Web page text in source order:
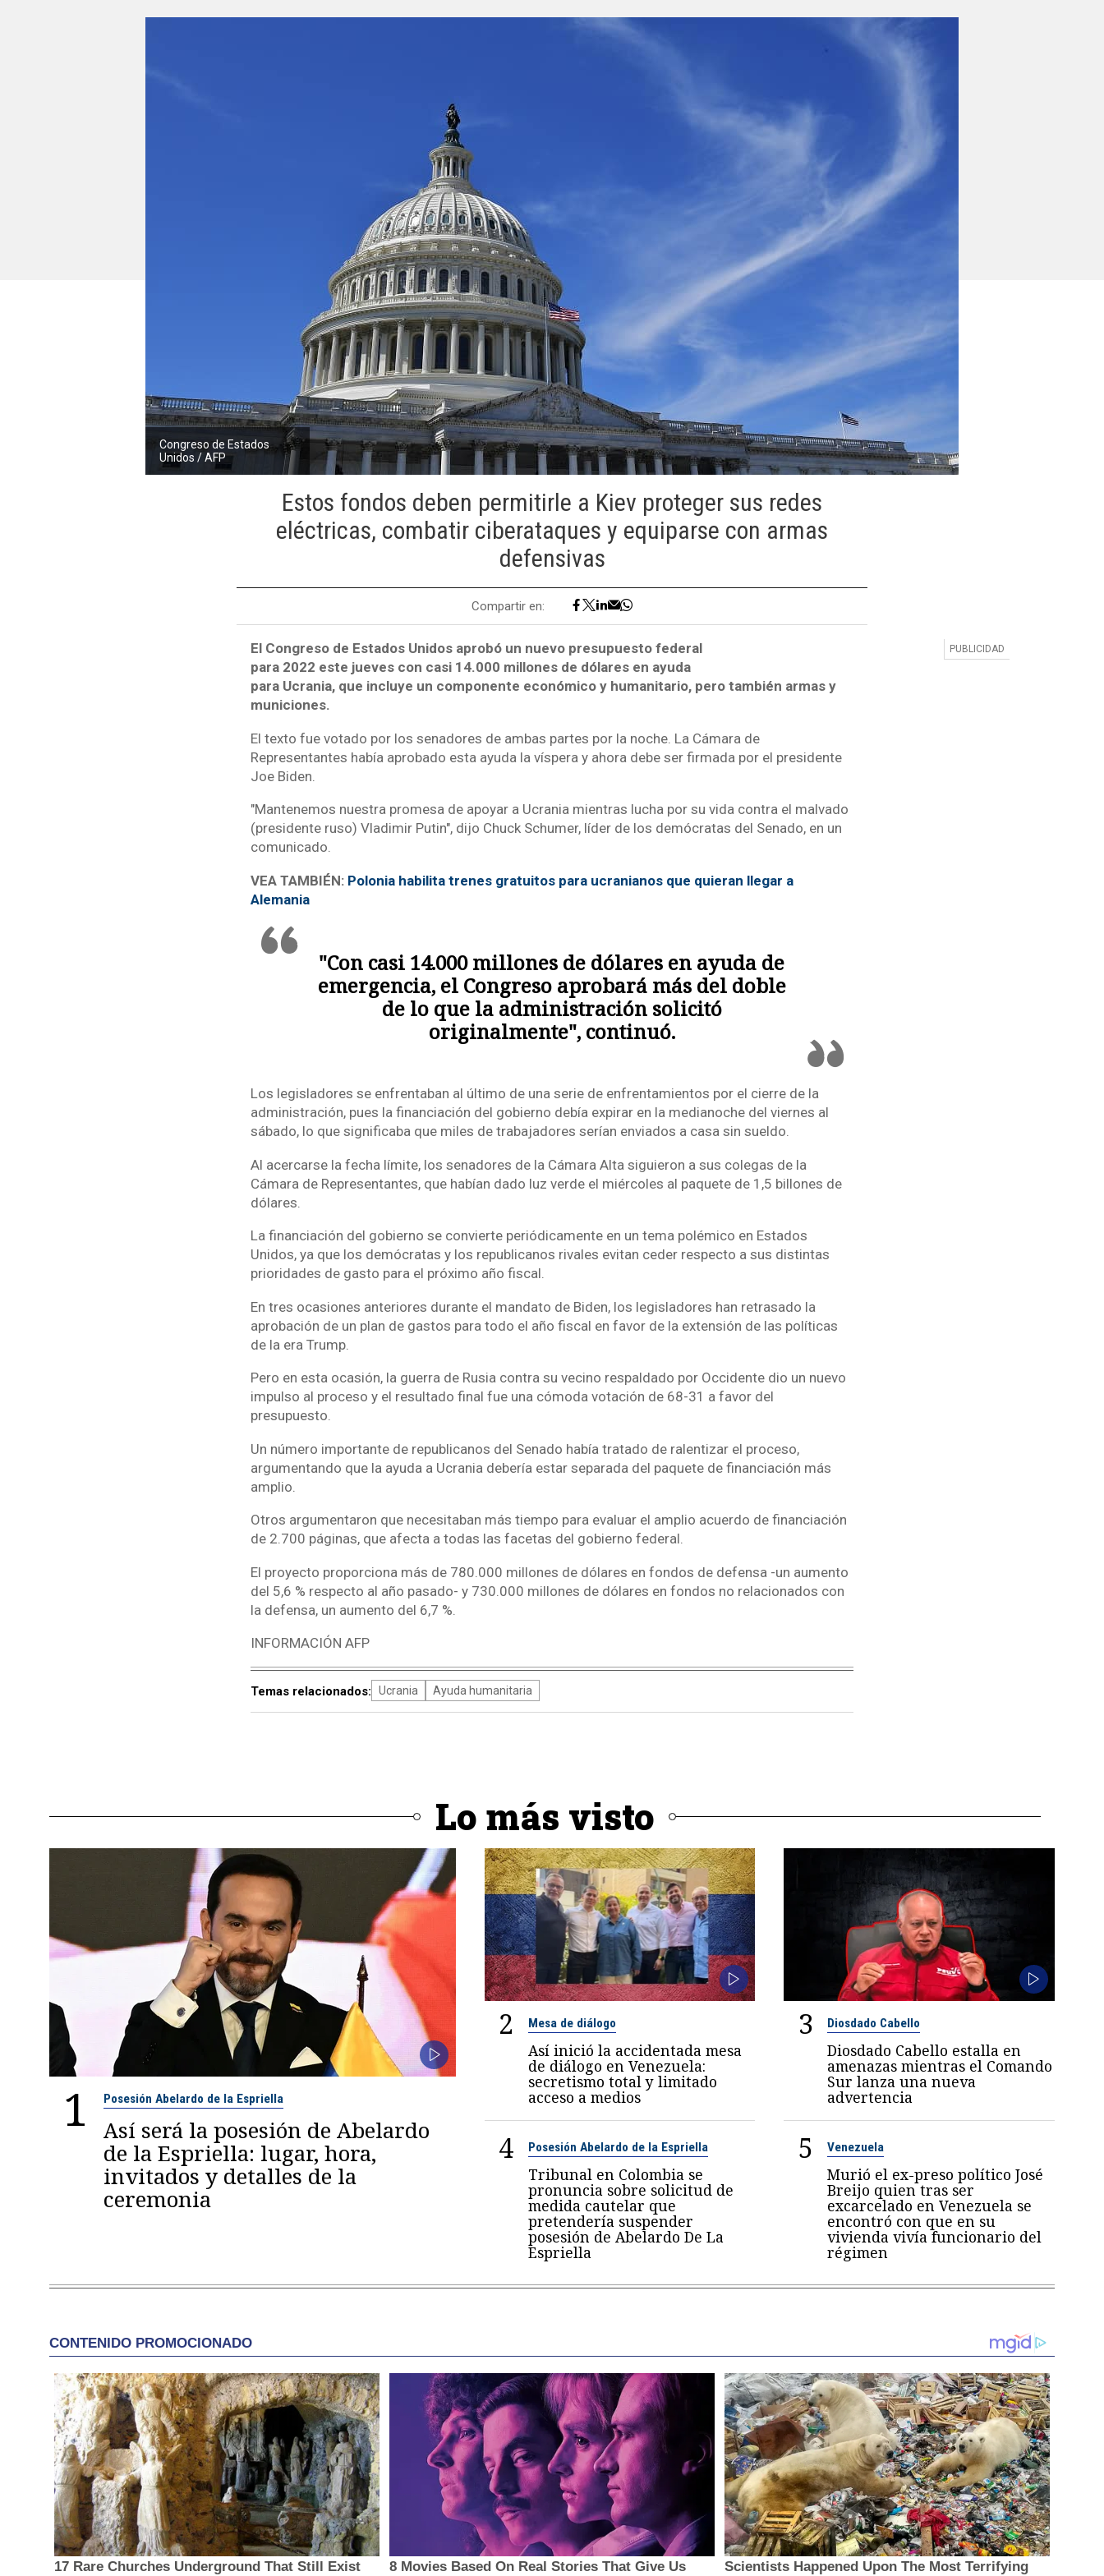
Congreso de Estados
Unidos / AFP
Estos fondos deben permitirle a Kiev proteger sus redes
eléctricas, combatir ciberataques y equiparse con armas
defensivas
Compartir en:
El Congreso de Estados Unidos aprobó un nuevo presupuesto federal
para 2022 este jueves con casi 14.000 millones de dólares en ayuda
para Ucrania, que incluye un componente económico y humanitario, pero también armas y
municiones.
El texto fue votado por los senadores de ambas partes por la noche. La Cámara de
Representantes había aprobado esta ayuda la víspera y ahora debe ser firmada por el presidente
Joe Biden.
"Mantenemos nuestra promesa de apoyar a Ucrania mientras lucha por su vida contra el malvado
(presidente ruso) Vladimir Putin", dijo Chuck Schumer, líder de los demócratas del Senado, en un
comunicado.
VEA TAMBIÉN: Polonia habilita trenes gratuitos para ucranianos que quieran llegar a
Alemania
"Con casi 14.000 millones de dólares en ayuda de
emergencia, el Congreso aprobará más del doble
de lo que la administración solicitó
originalmente", continuó.
Los legisladores se enfrentaban al último de una serie de enfrentamientos por el cierre de la
administración, pues la financiación del gobierno debía expirar en la medianoche del viernes al
sábado, lo que significaba que miles de trabajadores serían enviados a casa sin sueldo.
Al acercarse la fecha límite, los senadores de la Cámara Alta siguieron a sus colegas de la
Cámara de Representantes, que habían dado luz verde el miércoles al paquete de 1,5 billones de
dólares.
La financiación del gobierno se convierte periódicamente en un tema polémico en Estados
Unidos, ya que los demócratas y los republicanos rivales evitan ceder respecto a sus distintas
prioridades de gasto para el próximo año fiscal.
En tres ocasiones anteriores durante el mandato de Biden, los legisladores han retrasado la
aprobación de un plan de gastos para todo el año fiscal en favor de la extensión de las políticas
de la era Trump.
Pero en esta ocasión, la guerra de Rusia contra su vecino respaldado por Occidente dio un nuevo
impulso al proceso y el resultado final fue una cómoda votación de 68-31 a favor del
presupuesto.
Un número importante de republicanos del Senado había tratado de ralentizar el proceso,
argumentando que la ayuda a Ucrania debería estar separada del paquete de financiación más
amplio.
Otros argumentaron que necesitaban más tiempo para evaluar el amplio acuerdo de financiación
de 2.700 páginas, que afecta a todas las facetas del gobierno federal.
El proyecto proporciona más de 780.000 millones de dólares en fondos de defensa -un aumento
del 5,6 % respecto al año pasado- y 730.000 millones de dólares en fondos no relacionados con
la defensa, un aumento del 6,7 %.
INFORMACIÓN AFP
Temas relacionados: Ucrania Ayuda humanitaria
Lo más visto
1 Posesión Abelardo de la Espriella
Así será la posesión de Abelardo
de la Espriella: lugar, hora,
invitados y detalles de la
ceremonia
2 Mesa de diálogo
Así inició la accidentada mesa
de diálogo en Venezuela:
secretismo total y limitado
acceso a medios
3 Diosdado Cabello
Diosdado Cabello estalla en
amenazas mientras el Comando
Sur lanza una nueva
advertencia
4 Posesión Abelardo de la Espriella
Tribunal en Colombia se
pronuncia sobre solicitud de
medida cautelar que
pretendería suspender
posesión de Abelardo De La
Espriella
5 Venezuela
Murió el ex-preso político José
Breijo quien tras ser
excarcelado en Venezuela se
encontró con que en su
vivienda vivía funcionario del
régimen